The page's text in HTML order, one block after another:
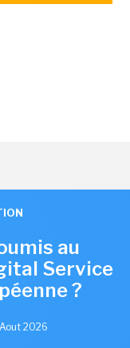
au
Service
?
2026